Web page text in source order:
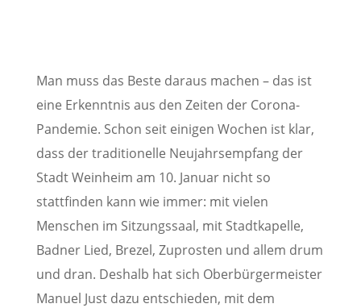
Man muss das Beste daraus machen – das ist
eine Erkenntnis aus den Zeiten der Corona-
Pandemie. Schon seit einigen Wochen ist klar,
dass der traditionelle Neujahrsempfang der
Stadt Weinheim am 10. Januar nicht so
stattfinden kann wie immer: mit vielen
Menschen im Sitzungssaal, mit Stadtkapelle,
Badner Lied, Brezel, Zuprosten und allem drum
und dran. Deshalb hat sich Oberbürgermeister
Manuel Just dazu entschieden, mit dem